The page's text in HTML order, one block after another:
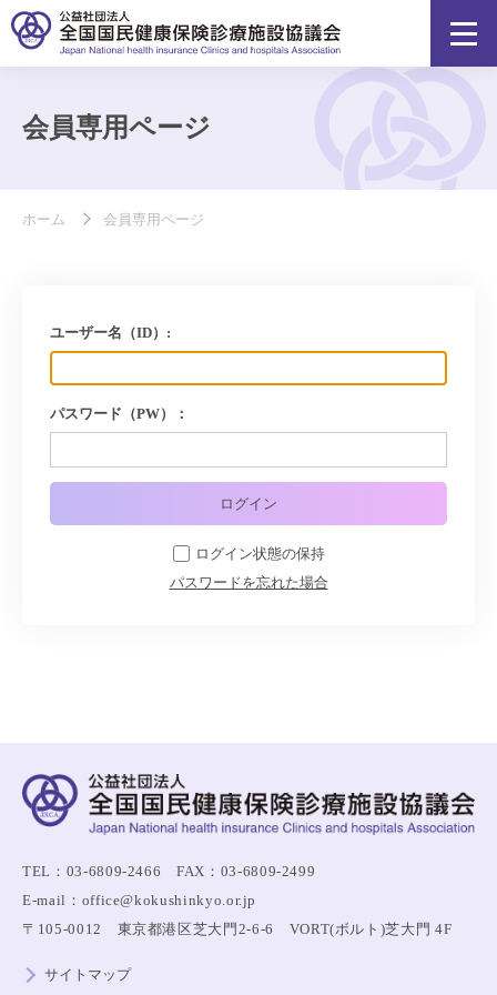
会員専用ページ
ホーム 会員専用ページ
ユーザー名（ID）:
パスワード（PW）：
ログイン状態の保持
パスワードを忘れた場合
TEL：03-6809-2466 FAX：03-6809-2499
E-mail：office@kokushinkyo.or.jp
〒105-0012 東京都港区芝大門2-6-6 VORT(ボルト)芝大門 4F
サイトマップ